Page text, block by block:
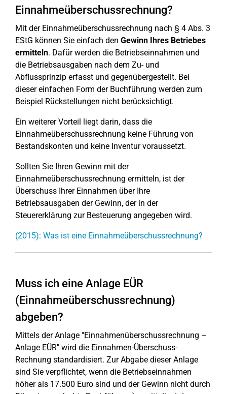
Einnahmeüberschussrechnung?
Mit der Einnahmeüberschussrechnung nach § 4 Abs. 3
EStG können Sie einfach den Gewinn Ihres Betriebes
ermitteln. Dafür werden die Betriebseinnahmen und
die Betriebsausgaben nach dem Zu- und
Abflussprinzip erfasst und gegenübergestellt. Bei
dieser einfachen Form der Buchführung werden zum
Beispiel Rückstellungen nicht berücksichtigt.
Ein weiterer Vorteil liegt darin, dass die
Einnahmeüberschussrechnung keine Führung von
Bestandskonten und keine Inventur voraussetzt.
Sollten Sie Ihren Gewinn mit der
Einnahmeüberschussrechnung ermitteln, ist der
Überschuss Ihrer Einnahmen über Ihre
Betriebsausgaben der Gewinn, der in der
Steuererklärung zur Besteuerung angegeben wird.
(2015): Was ist eine Einnahmeüberschussrechnung?
Muss ich eine Anlage EÜR
(Einnahmeüberschussrechnung)
abgeben?
Mittels der Anlage "Einnahmenüberschussrechnung –
Anlage EÜR" wird die Einnahmen-Überschuss-
Rechnung standardisiert. Zur Abgabe dieser Anlage
sind Sie verpflichtet, wenn die Betriebseinnahmen
höher als 17.500 Euro sind und der Gewinn nicht durch